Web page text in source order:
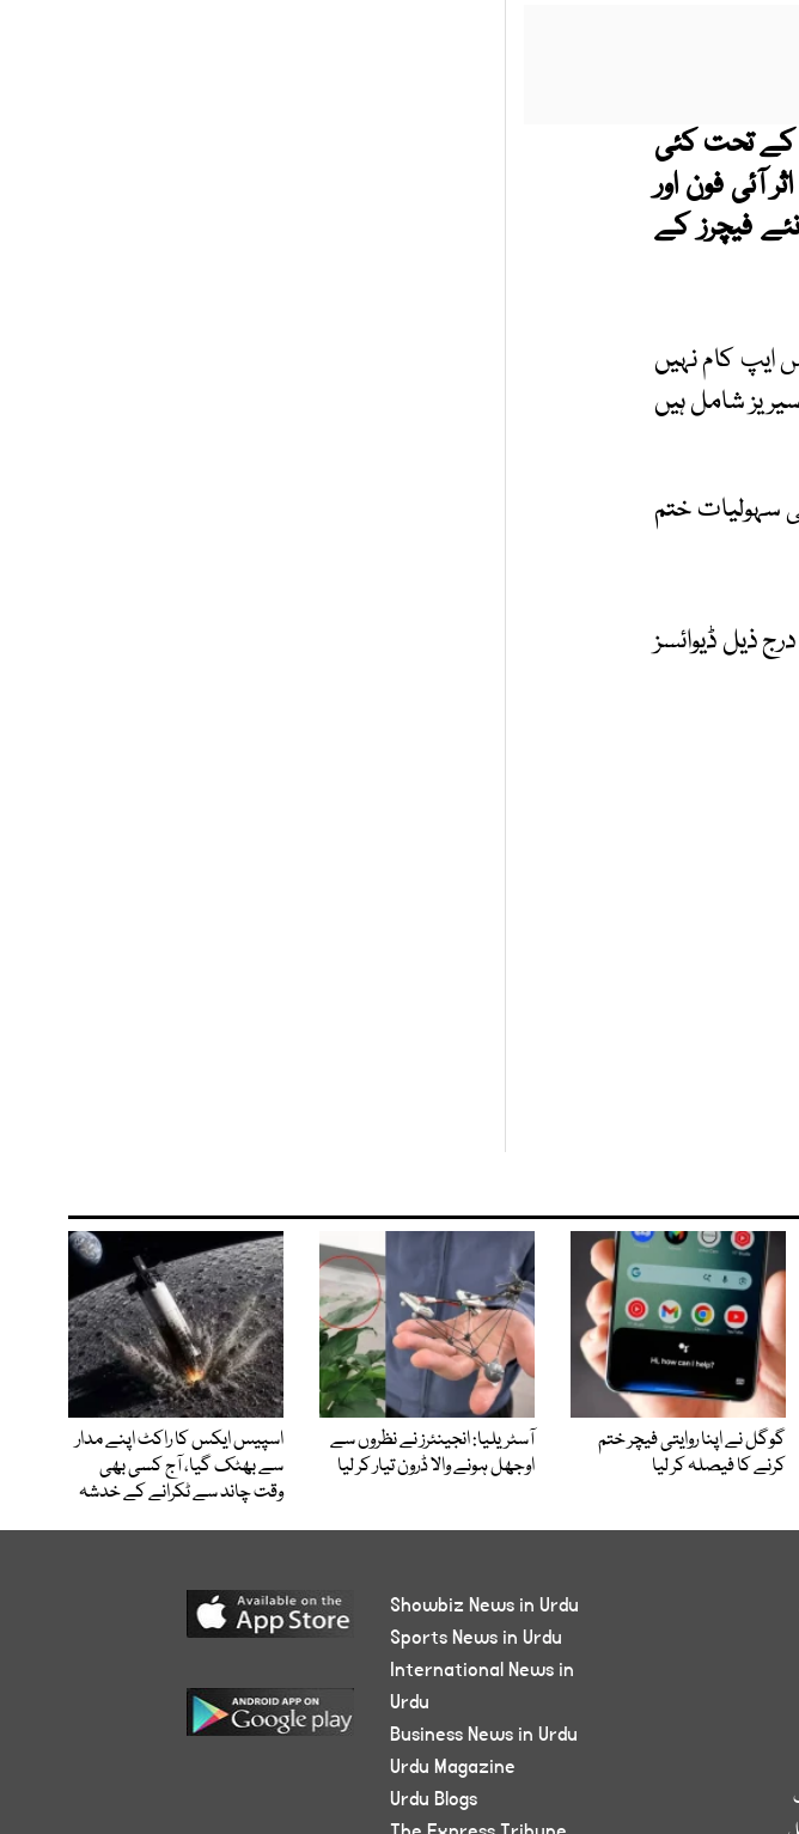
کے تحت کئی
آئی فون اور
فیچرز کے
پر واٹس ایپ کام نہیں
کرے گا۔ اس میں خاص طور پر پرانے ماڈلز جیسے آئی فون 5 سیریز اور آئی فون 6 سیریز شامل ہیں
سہولیات ختم
میں درج ذیل ڈیوائسز
گوگل نے اپنا روایتی فیچر ختم
کرنے کا فیصلہ کر لیا
آسٹریلیا: انجینئرز نے نظروں سے
اوجھل ہونے والا ڈرون تیار کر لیا
اسپیس ایکس کا راکٹ اپنے مدار
سے بھٹک گیا، آج کسی بھی
وقت چاند سے ٹکرانے کے خدشہ
Showbiz News in Urdu
Sports News in Urdu
International News in
Urdu
Business News in Urdu
Urdu Magazine
Urdu Blogs